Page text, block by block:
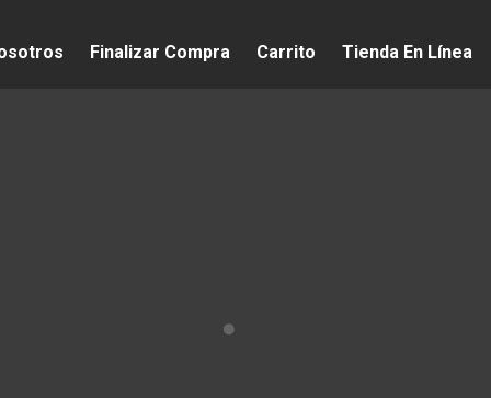
Finalizar Compra Carrito Tienda En Línea